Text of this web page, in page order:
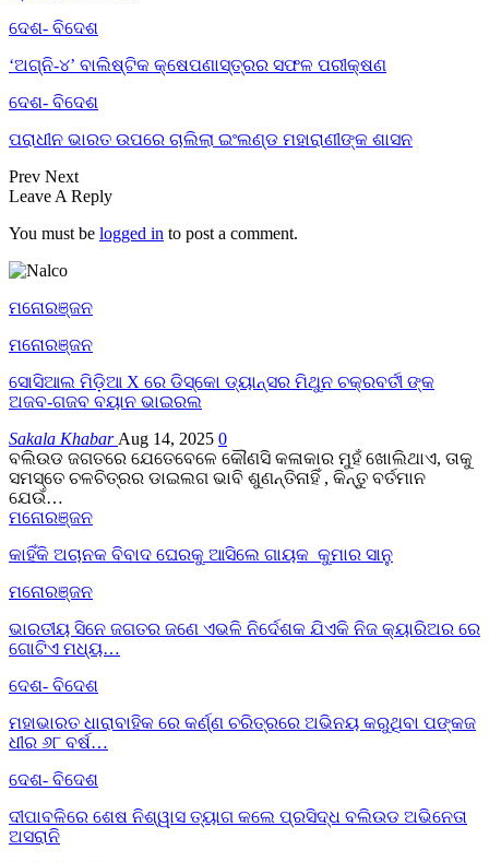
ଦେଶ- ବିଦେଶ
‘ଅଗ୍ନି-୪’ ବାଲିଷ୍ଟିକ କ୍ଷେପଣାସ୍ତ୍ରର ସଫଳ ପରୀକ୍ଷଣ
ଦେଶ- ବିଦେଶ
ପରାଧୀନ ଭାରତ ଉପରେ ଚାଲିଲା ଇଂଲଣ୍ଡ ମହାରାଣୀଙ୍କ ଶାସନ
Prev Next
Leave A Reply
You must be logged in to post a comment.
ମନୋରଞ୍ଜନ
ମନୋରଞ୍ଜନ
ସୋସିଆଲ ମିଡ଼ିଆ X ରେ ଡିସ୍କୋ ଡ୍ୟାନ୍ସର ମିଥୁନ ଚକ୍ରବର୍ତୀ ଙ୍କ
ଅଜବ-ଗଜବ ବୟାନ ଭାଇରଲ
Sakala Khabar Aug 14, 2025 0
ବଲିଉଡ ଜଗତରେ ଯେତେବେଳେ କୌଣସି କଳାକାର ମୁହଁ ଖୋଲିଥାଏ, ତାକୁ
ସମସ୍ତେ ଚଳଚିତ୍ରର ଡାଇଲଗ ଭାବି ଶୁଣନ୍ତିନାହିଁ , କିନ୍ତୁ ବର୍ତମାନ
ଯେଉଁ…
ମନୋରଞ୍ଜନ
କାହିଁକି ଅଚାନକ ବିବାଦ ଘେରକୁ ଆସିଲେ ଗାୟକ କୁମାର ସାନୁ
ମନୋରଞ୍ଜନ
ଭାରତୀୟ ସିନେ ଜଗତର ଜଣେ ଏଭଳି ନିର୍ଦେଶକ ଯିଏକି ନିଜ କ୍ୟାରିଅର ରେ
ଗୋଟିଏ ମଧ୍ୟ…
ଦେଶ- ବିଦେଶ
ମହାଭାରତ ଧାରାବାହିକ ରେ କର୍ଣ୍ଣ ଚରିତ୍ରରେ ଅଭିନୟ କରୁଥିବା ପଙ୍କଜ
ଧୀର ୬୮ ବର୍ଷ…
ଦେଶ- ବିଦେଶ
ଦୀପାବଳିରେ ଶେଷ ନିଶ୍ୱାସ ତ୍ୟାଗ କଲେ ପ୍ରସିଦ୍ଧ ବଲିଉଡ ଅଭିନେତା
ଅସରାନି